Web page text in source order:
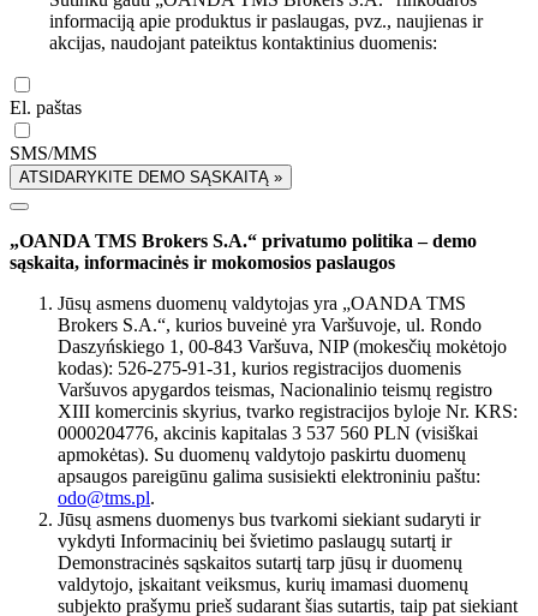
informaciją apie produktus ir paslaugas, pvz., naujienas ir
akcijas, naudojant pateiktus kontaktinius duomenis:
El. paštas
SMS/MMS
ATSIDARYKITE DEMO SĄSKAITĄ »
„OANDA TMS Brokers S.A.“ privatumo politika – demo
sąskaita, informacinės ir mokomosios paslaugos
Jūsų asmens duomenų valdytojas yra „OANDA TMS
Brokers S.A.“, kurios buveinė yra Varšuvoje, ul. Rondo
Daszyńskiego 1, 00-843 Varšuva, NIP (mokesčių mokėtojo
kodas): 526-275-91-31, kurios registracijos duomenis
Varšuvos apygardos teismas, Nacionalinio teismų registro
XIII komercinis skyrius, tvarko registracijos byloje Nr. KRS:
0000204776, akcinis kapitalas 3 537 560 PLN (visiškai
apmokėtas). Su duomenų valdytojo paskirtu duomenų
apsaugos pareigūnu galima susisiekti elektroniniu paštu:
odo@tms.pl.
Jūsų asmens duomenys bus tvarkomi siekiant sudaryti ir
vykdyti Informacinių bei švietimo paslaugų sutartį ir
Demonstracinės sąskaitos sutartį tarp jūsų ir duomenų
valdytojo, įskaitant veiksmus, kurių imamasi duomenų
subjekto prašymu prieš sudarant šias sutartis, taip pat siekiant